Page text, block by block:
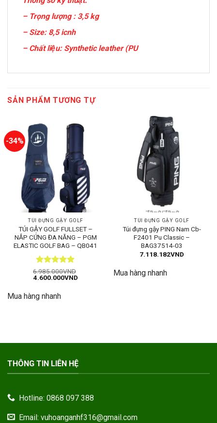
– Trọng lượng : 3,5 kg
– Size: 8,5 icnh
– Chất liệu: Synthetic leather (PU
SẢN PHẨM TƯƠNG TỰ
-34%
TÚI ĐỰNG GẬY GOLF
TÚI GẬY GOLF FULLSET –
NẮP CỨNG ĐA NĂNG – PGM
ELASTIC GOLF BAG – QB041
Được xếp
hạng55
6.985.000VND
Giá
6.985.000VND.
4.600.000VNDGiá
Mua hàng nhanh
TÚI ĐỰNG GẬY GOLF
Túi đựng gậy PING Nam Cb-
F2401 Pu Classic –
BAG37514-03
7.118.182VND
Mua hàng nhanh
THÔNG TIN LIÊN HỆ
Hotline: 0868 097 388
Email: vuhoanganhf316@gmail.com